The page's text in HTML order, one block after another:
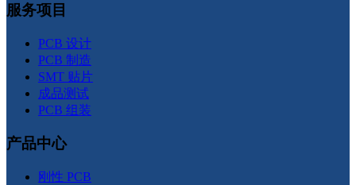
服务项目
PCB 设计
PCB 制造
SMT 贴片
成品测试
PCB 组装
产品中心
刚性 PCB